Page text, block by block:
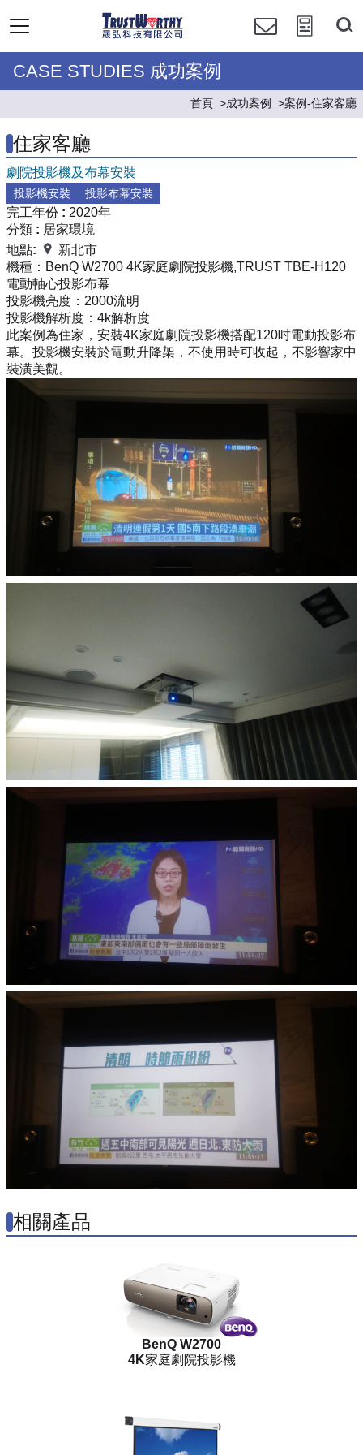
CASE STUDIES 成功案例
首頁 成功案例 案例-住家客廳
住家客廳
劇院投影機及布幕安裝
投影機安裝 投影布幕安裝
完工年份 : 2020年
分類 : 居家環境
地點:
新北市
機種： BenQ W2700 4K家庭劇院投影機,TRUST TBE-H120
電動軸心投影布幕
投影機亮度： 2000流明
投影機解析度： 4k解析度
此案例為住家，安裝4K家庭劇院投影機搭配120吋電動投影布
幕。投影機安裝於電動升降架，不使用時可收起，不影響家中
裝潢美觀。
相關產品
BenQ W2700
4K家庭劇院投影機